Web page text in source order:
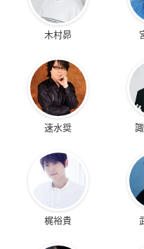
木村昴
速水奨
梶裕貴